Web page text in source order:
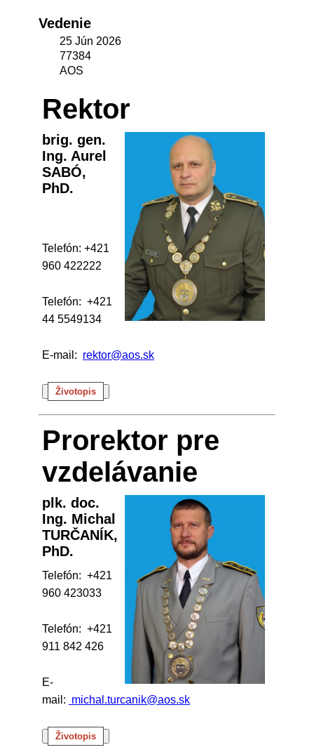
Vedenie
25 Jún 2026
77384
AOS
Rektor
brig. gen.
Ing. Aurel
SABÓ,
PhD.
Telefón: +421
960 422222
Telefón: +421
44 5549134
E-mail: rektor@aos.sk
Životopis
Prorektor pre
vzdelávanie
plk. doc.
Ing. Michal
TURČANÍK,
PhD.
Telefón: +421
960 423033
Telefón: +421
911 842 426
E-
mail: michal.turcanik@aos.sk
Životopis